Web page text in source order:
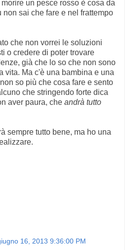
un pesce rosso è cosa da
sai che fare e nel frattempo
che non vorrei le soluzioni
o credere di poter trovare
già che lo so che non sono
vita. Ma c'è una bambina e una
so più che cosa fare e sento
che stringendo forte dica
aver paura, che andrà tutto
sempre tutto bene, ma ho una
16, 2013 9:36:00 PM